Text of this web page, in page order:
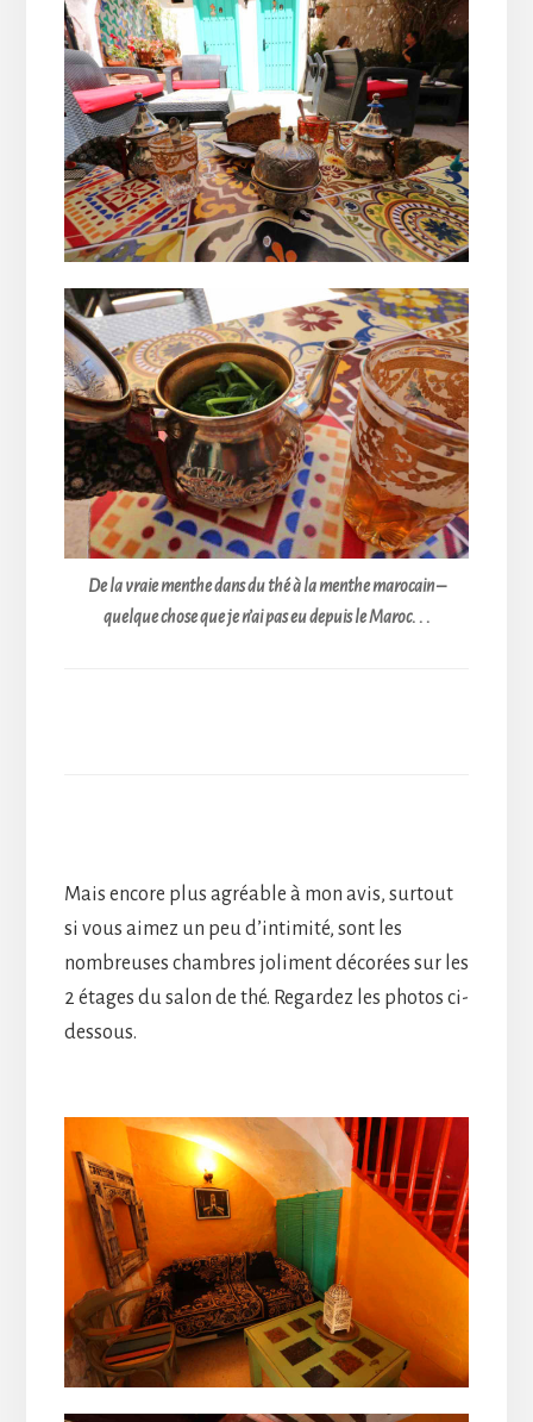
De la vraie menthe dans du thé à la menthe marocain –
quelque chose que je n’ai pas eu depuis le Maroc. . .
Mais encore plus agréable à mon avis, surtout
si vous aimez un peu d’intimité, sont les
nombreuses chambres joliment décorées sur les
2 étages du salon de thé. Regardez les photos ci-
dessous.